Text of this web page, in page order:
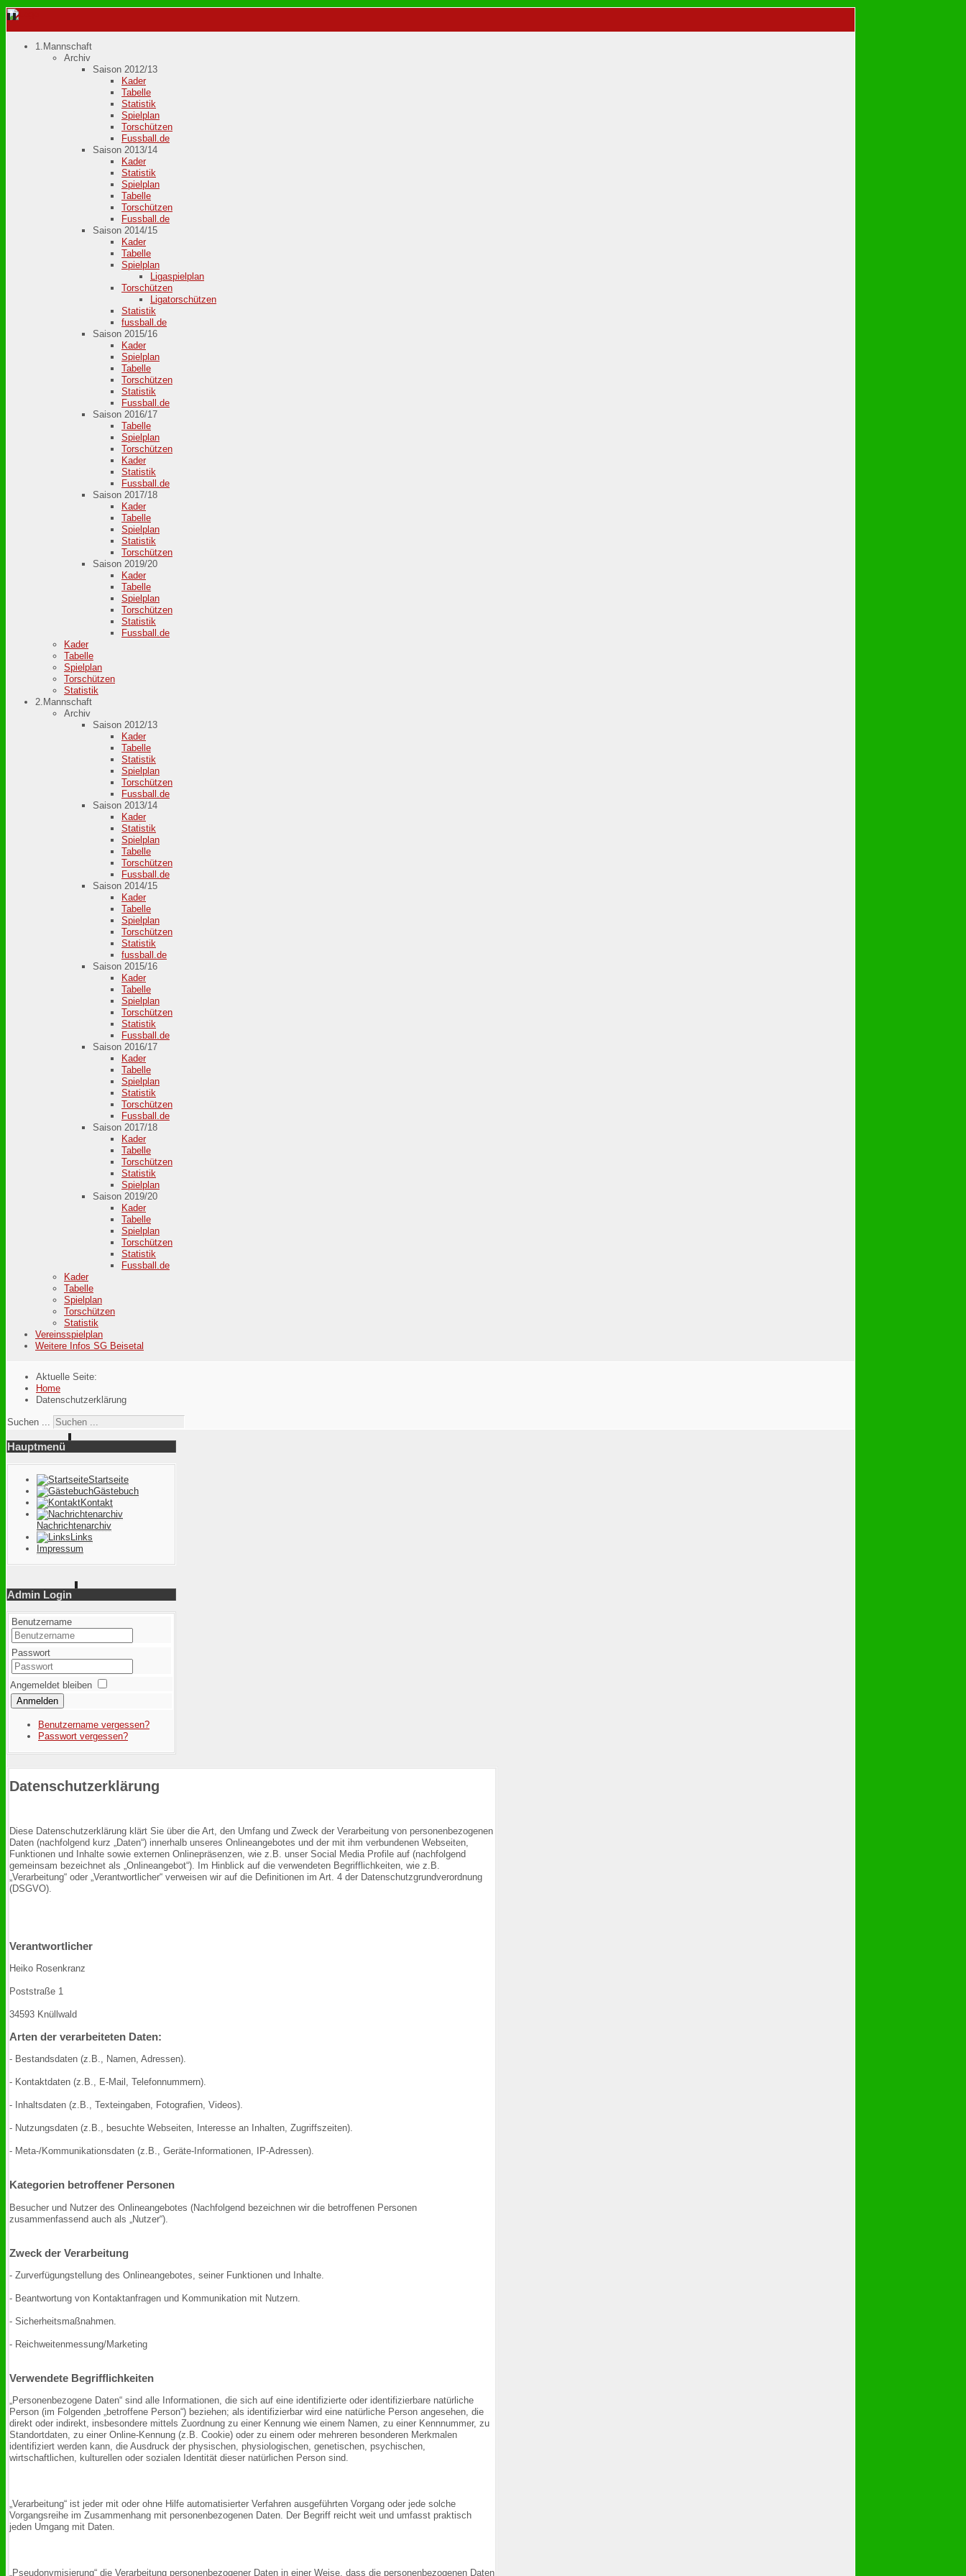
1.Mannschaft
Archiv
Saison 2012/13
Kader
Tabelle
Statistik
Spielplan
Torschützen
Fussball.de
Saison 2013/14
Kader
Statistik
Spielplan
Tabelle
Torschützen
Fussball.de
Saison 2014/15
Kader
Tabelle
Spielplan
Ligaspielplan
Torschützen
Ligatorschützen
Statistik
fussball.de
Saison 2015/16
Kader
Spielplan
Tabelle
Torschützen
Statistik
Fussball.de
Saison 2016/17
Tabelle
Spielplan
Torschützen
Kader
Statistik
Fussball.de
Saison 2017/18
Kader
Tabelle
Spielplan
Statistik
Torschützen
Saison 2019/20
Kader
Tabelle
Spielplan
Torschützen
Statistik
Fussball.de
Kader
Tabelle
Spielplan
Torschützen
Statistik
2.Mannschaft
Archiv
Saison 2012/13
Kader
Tabelle
Statistik
Spielplan
Torschützen
Fussball.de
Saison 2013/14
Kader
Statistik
Spielplan
Tabelle
Torschützen
Fussball.de
Saison 2014/15
Kader
Tabelle
Spielplan
Torschützen
Statistik
fussball.de
Saison 2015/16
Kader
Tabelle
Spielplan
Torschützen
Statistik
Fussball.de
Saison 2016/17
Kader
Tabelle
Spielplan
Statistik
Torschützen
Fussball.de
Saison 2017/18
Kader
Tabelle
Torschützen
Statistik
Spielplan
Saison 2019/20
Kader
Tabelle
Spielplan
Torschützen
Statistik
Fussball.de
Kader
Tabelle
Spielplan
Torschützen
Statistik
Vereinsspielplan
Weitere Infos SG Beisetal
Aktuelle Seite:
Home
Datenschutzerklärung
Suchen ...
Hauptmenü
Startseite
Gästebuch
Kontakt
Nachrichtenarchiv
Links
Impressum
Admin Login
Benutzername
Passwort
Angemeldet bleiben
Anmelden
Benutzername vergessen?
Passwort vergessen?
Datenschutzerklärung
Diese Datenschutzerklärung klärt Sie über die Art, den Umfang und Zweck der Verarbeitung von personenbezogenen
Daten (nachfolgend kurz „Daten“) innerhalb unseres Onlineangebotes und der mit ihm verbundenen Webseiten,
Funktionen und Inhalte sowie externen Onlinepräsenzen, wie z.B. unser Social Media Profile auf (nachfolgend
gemeinsam bezeichnet als „Onlineangebot“). Im Hinblick auf die verwendeten Begrifflichkeiten, wie z.B.
„Verarbeitung“ oder „Verantwortlicher“ verweisen wir auf die Definitionen im Art. 4 der Datenschutzgrundverordnung
(DSGVO).
Verantwortlicher
Heiko Rosenkranz
Poststraße 1
34593 Knüllwald
Arten der verarbeiteten Daten:
- Bestandsdaten (z.B., Namen, Adressen).
- Kontaktdaten (z.B., E-Mail, Telefonnummern).
- Inhaltsdaten (z.B., Texteingaben, Fotografien, Videos).
- Nutzungsdaten (z.B., besuchte Webseiten, Interesse an Inhalten, Zugriffszeiten).
- Meta-/Kommunikationsdaten (z.B., Geräte-Informationen, IP-Adressen).
Kategorien betroffener Personen
Besucher und Nutzer des Onlineangebotes (Nachfolgend bezeichnen wir die betroffenen Personen
zusammenfassend auch als „Nutzer“).
Zweck der Verarbeitung
- Zurverfügungstellung des Onlineangebotes, seiner Funktionen und Inhalte.
- Beantwortung von Kontaktanfragen und Kommunikation mit Nutzern.
- Sicherheitsmaßnahmen.
- Reichweitenmessung/Marketing
Verwendete Begrifflichkeiten
„Personenbezogene Daten“ sind alle Informationen, die sich auf eine identifizierte oder identifizierbare natürliche
Person (im Folgenden „betroffene Person“) beziehen; als identifizierbar wird eine natürliche Person angesehen, die
direkt oder indirekt, insbesondere mittels Zuordnung zu einer Kennung wie einem Namen, zu einer Kennnummer, zu
Standortdaten, zu einer Online-Kennung (z.B. Cookie) oder zu einem oder mehreren besonderen Merkmalen
identifiziert werden kann, die Ausdruck der physischen, physiologischen, genetischen, psychischen,
wirtschaftlichen, kulturellen oder sozialen Identität dieser natürlichen Person sind.
„Verarbeitung“ ist jeder mit oder ohne Hilfe automatisierter Verfahren ausgeführten Vorgang oder jede solche
Vorgangsreihe im Zusammenhang mit personenbezogenen Daten. Der Begriff reicht weit und umfasst praktisch
jeden Umgang mit Daten.
„Pseudonymisierung“ die Verarbeitung personenbezogener Daten in einer Weise, dass die personenbezogenen Daten